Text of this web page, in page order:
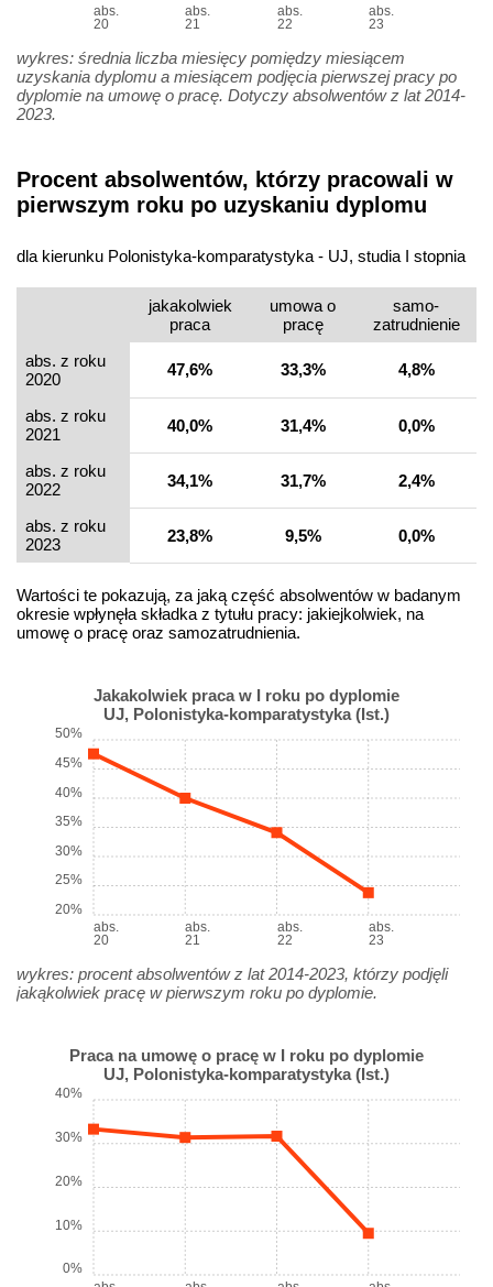
abs.
20
abs.
21
abs.
22
abs.
23
wykres: średnia liczba miesięcy pomiędzy miesiącem
uzyskania dyplomu a miesiącem podjęcia pierwszej pracy po
dyplomie na umowę o pracę. Dotyczy absolwentów z lat 2014-
2023.
Procent absolwentów, którzy pracowali w
pierwszym roku po uzyskaniu dyplomu
dla kierunku Polonistyka-komparatystyka - UJ, studia I stopnia
jakakolwiek
praca
umowa o
pracę
samo­
zatrudnienie
abs. z roku
2020
47,6% 33,3% 4,8%
abs. z roku
2021
40,0% 31,4% 0,0%
abs. z roku
2022
34,1% 31,7% 2,4%
abs. z roku
2023
23,8% 9,5% 0,0%
Wartości te pokazują, za jaką część absolwentów w badanym
okresie wpłynęła składka z tytułu pracy: jakiejkolwiek, na
umowę o pracę oraz samozatrudnienia.
Jakakolwiek praca w I roku po dyplomie
UJ, Polonistyka-komparatystyka (Ist.)
abs.
20
abs.
21
abs.
22
abs.
23
20%
25%
30%
35%
40%
45%
50%
wykres: procent absolwentów z lat 2014-2023, którzy podjęli
jakąkolwiek pracę w pierwszym roku po dyplomie.
Praca na umowę o pracę w I roku po dyplomie
UJ, Polonistyka-komparatystyka (Ist.)
0%
10%
20%
30%
40%